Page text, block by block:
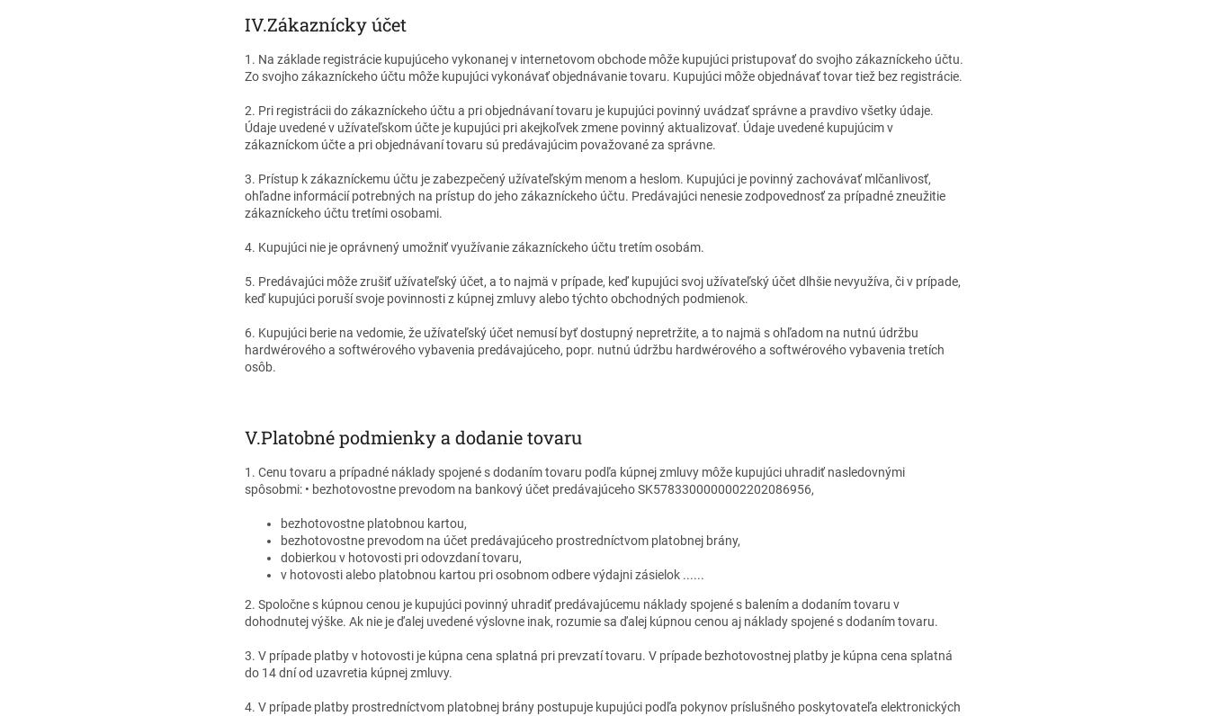
IV.Zákaznícky účet
1. Na základe registrácie kupujúceho vykonanej v internetovom obchode môže kupujúci pristupovať do svojho zákazníckeho účtu.
Zo svojho zákazníckeho účtu môže kupujúci vykonávať objednávanie tovaru. Kupujúci môže objednávať tovar tiež bez registrácie.
2. Pri registrácii do zákazníckeho účtu a pri objednávaní tovaru je kupujúci povinný uvádzať správne a pravdivo všetky údaje.
Údaje uvedené v užívateľskom účte je kupujúci pri akejkoľvek zmene povinný aktualizovať. Údaje uvedené kupujúcim v
zákazníckom účte a pri objednávaní tovaru sú predávajúcim považované za správne.
3. Prístup k zákazníckemu účtu je zabezpečený užívateľským menom a heslom. Kupujúci je povinný zachovávať mlčanlivosť,
ohľadne informácií potrebných na prístup do jeho zákazníckeho účtu. Predávajúci nenesie zodpovednosť za prípadné zneužitie
zákazníckeho účtu tretími osobami.
4. Kupujúci nie je oprávnený umožniť využívanie zákazníckeho účtu tretím osobám.
5. Predávajúci môže zrušiť užívateľský účet, a to najmä v prípade, keď kupujúci svoj užívateľský účet dlhšie nevyužíva, či v prípade,
keď kupujúci poruší svoje povinnosti z kúpnej zmluvy alebo týchto obchodných podmienok.
6. Kupujúci berie na vedomie, že užívateľský účet nemusí byť dostupný nepretržite, a to najmä s ohľadom na nutnú údržbu
hardwérového a softwérového vybavenia predávajúceho, popr. nutnú údržbu hardwérového a softwérového vybavenia tretích
osôb.
V.Platobné podmienky a dodanie tovaru
1. Cenu tovaru a prípadné náklady spojené s dodaním tovaru podľa kúpnej zmluvy môže kupujúci uhradiť nasledovnými
spôsobmi: • bezhotovostne prevodom na bankový účet predávajúceho SK5783300000002202086956,
bezhotovostne platobnou kartou,
bezhotovostne prevodom na účet predávajúceho prostredníctvom platobnej brány,
dobierkou v hotovosti pri odovzdaní tovaru,
v hotovosti alebo platobnou kartou pri osobnom odbere výdajni zásielok ......
2. Spoločne s kúpnou cenou je kupujúci povinný uhradiť predávajúcemu náklady spojené s balením a dodaním tovaru v
dohodnutej výške. Ak nie je ďalej uvedené výslovne inak, rozumie sa ďalej kúpnou cenou aj náklady spojené s dodaním tovaru.
3. V prípade platby v hotovosti je kúpna cena splatná pri prevzatí tovaru. V prípade bezhotovostnej platby je kúpna cena splatná
do 14 dní od uzavretia kúpnej zmluvy.
4. V prípade platby prostredníctvom platobnej brány postupuje kupujúci podľa pokynov príslušného poskytovateľa elektronických